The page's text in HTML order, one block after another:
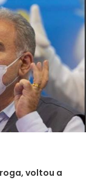
voltou a